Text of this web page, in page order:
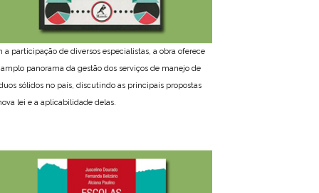
a participação de diversos especialistas, a obra oferece
panorama da gestão dos serviços de manejo de
sólidos no país, discutindo as principais propostas
lei e a aplicabilidade delas.